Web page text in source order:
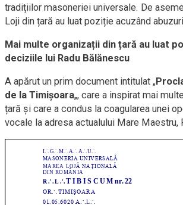
tradițiilor masoneriei universale. De
Loji din țară au luat poziție acuzând
Mai multe organizații din țară au luat
deciziile lui Radu Bălănescu
A apărut un prim document intitulat „
de la Timișoara„, care a inspirat mai
țară și care a condus la coagularea unei
vocale la adresa actualului Mare Maestru,